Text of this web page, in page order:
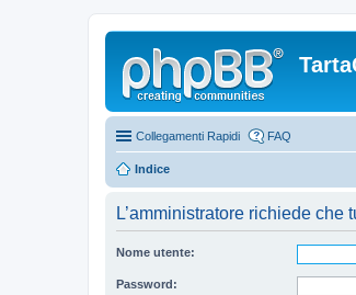
Collegamenti Rapidi FAQ
Indice
L’amministratore richiede
Nome utente:
Password: